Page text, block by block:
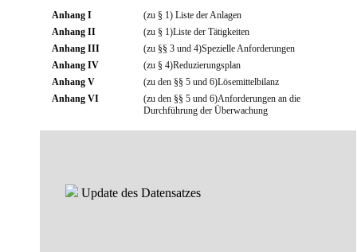
Anhang I
(zu § 1) Liste der Anlagen
Anhang II
(zu § 1)Liste der Tätigkeiten
Anhang III
(zu §§ 3 und 4)Spezielle Anforderungen
Anhang IV
(zu § 4)Reduzierungsplan
Anhang V
(zu den §§ 5 und 6)Lösemittelbilanz
Anhang VI
(zu den §§ 5 und 6)Anforderungen an die
Durchführung der Überwachung
Update des Datensatzes